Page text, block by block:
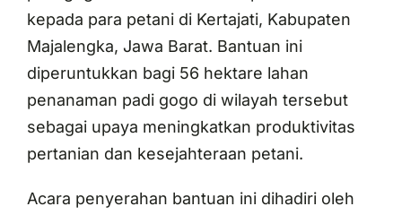
kepada para petani di Kertajati, Kabupaten
Majalengka, Jawa Barat. Bantuan ini
diperuntukkan bagi 56 hektare lahan
penanaman padi gogo di wilayah tersebut
sebagai upaya meningkatkan produktivitas
pertanian dan kesejahteraan petani.
Acara penyerahan bantuan ini dihadiri oleh